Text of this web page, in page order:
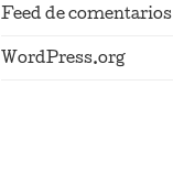
Feed de comentarios
WordPress.org